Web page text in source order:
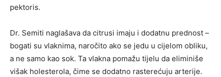
pektoris.
Dr. Semiti naglašava da citrusi imaju i dodatnu prednost –
bogati su vlaknima, naročito ako se jedu u cijelom obliku,
a ne samo kao sok. Ta vlakna pomažu tijelu da eliminiše
višak holesterola, čime se dodatno rasterećuju arterije.